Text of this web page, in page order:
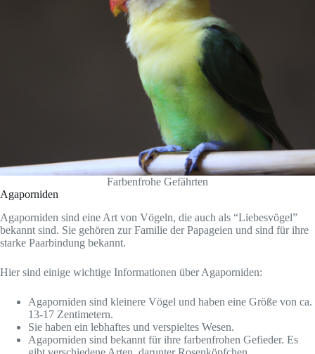
Farbenfrohe Gefährten
Agaporniden
Agaporniden sind eine Art von Vögeln, die auch als “Liebesvögel”
bekannt sind. Sie gehören zur Familie der Papageien und sind für ihre
starke Paarbindung bekannt.
Hier sind einige wichtige Informationen über Agaporniden:
Agaporniden sind kleinere Vögel und haben eine Größe von ca.
13-17 Zentimetern.
Sie haben ein lebhaftes und verspieltes Wesen.
Agaporniden sind bekannt für ihre farbenfrohen Gefieder. Es